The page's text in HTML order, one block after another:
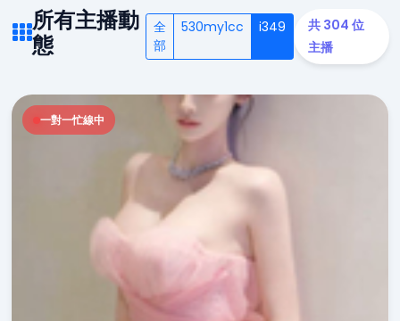
所有主播動
態
全
部
530my1cc i349
共 304 位
主播
一對一忙線中